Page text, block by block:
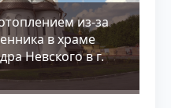
из-за
в храме
Невского в г.